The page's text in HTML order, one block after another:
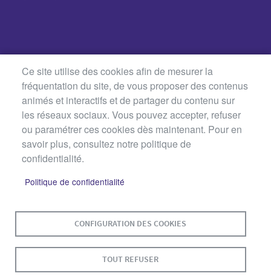
Ce site utilise des cookies afin de mesurer la
fréquentation du site, de vous proposer des contenus
animés et interactifs et de partager du contenu sur
les réseaux sociaux. Vous pouvez accepter, refuser
ou paramétrer ces cookies dès maintenant. Pour en
savoir plus, consultez notre politique de
confidentialité.
Politique de confidentialité
CONFIGURATION DES COOKIES
TOUT REFUSER
DONNÉES PERSONNELLES
ACCESSIBILITÉ : NON CONFORME COOKIES
S'IDENTIFIER